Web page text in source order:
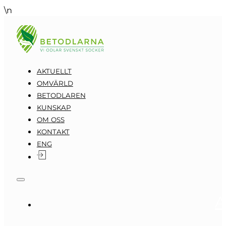
\n
AKTUELLT
OMVÄRLD
BETODLAREN
KUNSKAP
OM OSS
KONTAKT
ENG